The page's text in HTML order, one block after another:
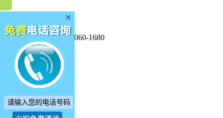
厂家直销·7天包退换
全国服务热线：400-060-1680
洁博士首页
扫地车
洗地机
客户案例